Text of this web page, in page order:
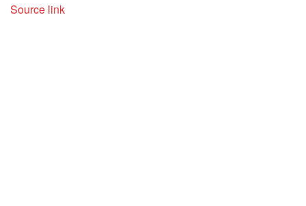
Source link